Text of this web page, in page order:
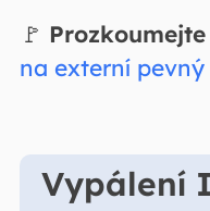
🚩
na externí
Vypálení